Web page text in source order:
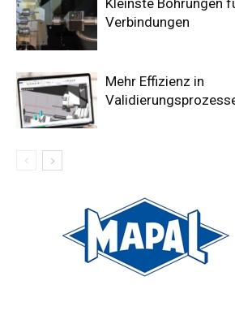
Kleinste Bohrungen
Verbindungen
Mehr Effizienz in